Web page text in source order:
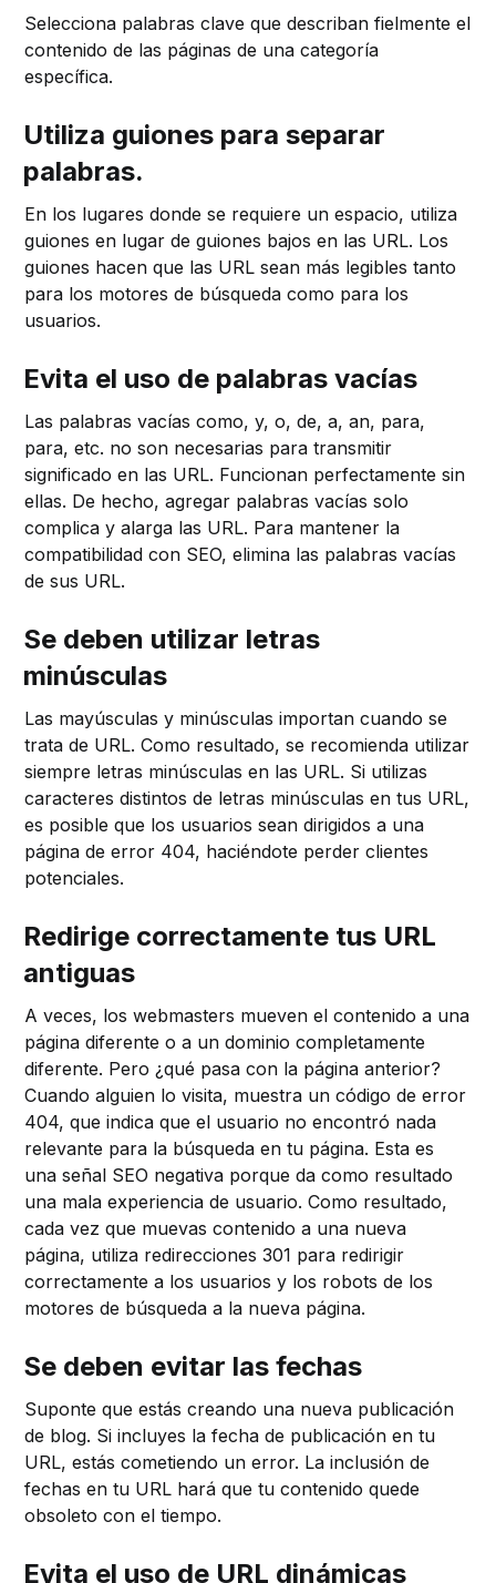
Selecciona palabras clave que describan fielmente el
contenido de las páginas de una categoría
específica.
Utiliza guiones para separar
palabras.
En los lugares donde se requiere un espacio, utiliza
guiones en lugar de guiones bajos en las URL. Los
guiones hacen que las URL sean más legibles tanto
para los motores de búsqueda como para los
usuarios.
Evita el uso de palabras vacías
Las palabras vacías como, y, o, de, a, an, para,
para, etc. no son necesarias para transmitir
significado en las URL. Funcionan perfectamente sin
ellas. De hecho, agregar palabras vacías solo
complica y alarga las URL. Para mantener la
compatibilidad con SEO, elimina las palabras vacías
de sus URL.
Se deben utilizar letras
minúsculas
Las mayúsculas y minúsculas importan cuando se
trata de URL. Como resultado, se recomienda utilizar
siempre letras minúsculas en las URL. Si utilizas
caracteres distintos de letras minúsculas en tus URL,
es posible que los usuarios sean dirigidos a una
página de error 404, haciéndote perder clientes
potenciales.
Redirige correctamente tus URL
antiguas
A veces, los webmasters mueven el contenido a una
página diferente o a un dominio completamente
diferente. Pero ¿qué pasa con la página anterior?
Cuando alguien lo visita, muestra un código de error
404, que indica que el usuario no encontró nada
relevante para la búsqueda en tu página. Esta es
una señal SEO negativa porque da como resultado
una mala experiencia de usuario. Como resultado,
cada vez que muevas contenido a una nueva
página, utiliza redirecciones 301 para redirigir
correctamente a los usuarios y los robots de los
motores de búsqueda a la nueva página.
Se deben evitar las fechas
Suponte que estás creando una nueva publicación
de blog. Si incluyes la fecha de publicación en tu
URL, estás cometiendo un error. La inclusión de
fechas en tu URL hará que tu contenido quede
obsoleto con el tiempo.
Evita el uso de URL dinámicas